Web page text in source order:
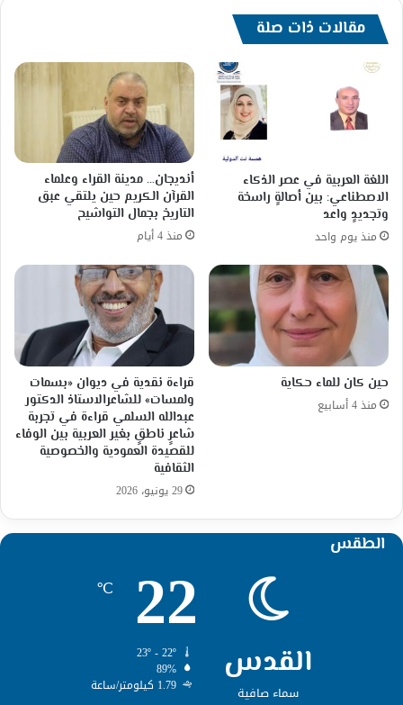
مقالات ذات صلة
اللغة العربية في عصر الذكاء
الاصطناعي: بين أصالةٍ راسخة
وتجديدٍ واعد
منذ يوم واحد
أنديجان… مدينة القراء وعلماء
القرآن الكريم حين يلتقي عبق
التاريخ بجمال التواشيح
منذ 4 أيام
حين كان للماء حكاية
منذ 4 أسابيع
قراءة نقدية في ديوان «بسمات
ولمسات» للشاعرالاستاذ الدكتور
عبدالله السلمي قراءة في تجربة
شاعرٍ ناطقٍ بغير العربية بين الوفاء
للقصيدة العمودية والخصوصية
الثقافية
29 يونيو، 2026
الطقس
القدس
سماء صافية
22
℃
89%
1.79 كيلومتر/ساعة